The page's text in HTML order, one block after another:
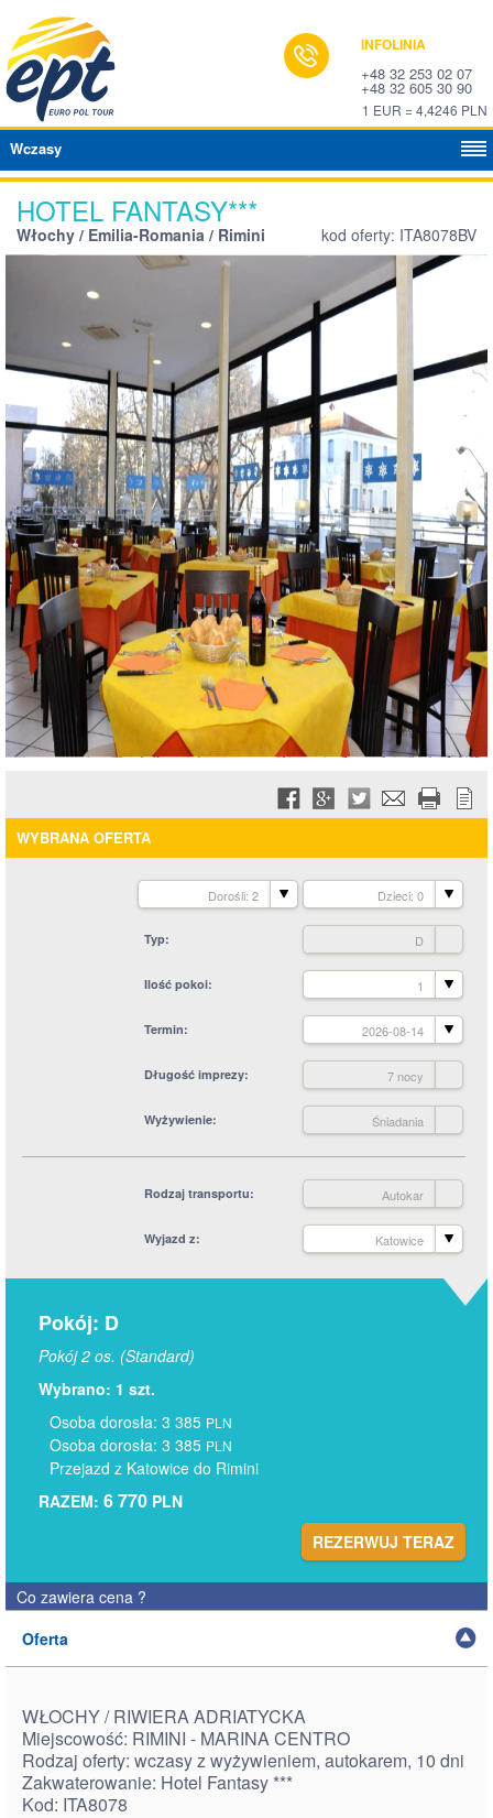
INFOLINIA
+48 32 253 02 07
+48 32 605 30 90
1 EUR = 4,4246 PLN
Wczasy
HOTEL FANTASY***
Włochy / Emilia-Romania / Rimini kod oferty: ITA8078BV
WYBRANA OFERTA
Dorośli: 2 Dzieci: 0
Typ D
Ilość pokoi 1
Termin 2026-08-14
Długość imprezy 7 nocy
Wyżywienie Śniadania
Rodzaj transportu Autokar
Wyjazd z Katowice
Pokój: D
Pokój 2 os. (Standard)
Wybrano: 1 szt.
Osoba dorosła: 3 385 PLN
Osoba dorosła: 3 385 PLN
Przejazd z Katowice do Rimini
RAZEM: 6 770 PLN
REZERWUJ TERAZ
Co zawiera cena ?
Oferta
WŁOCHY / RIWIERA ADRIATYCKA
Miejscowość: RIMINI - MARINA CENTRO
Rodzaj oferty: wczasy z wyżywieniem, autokarem, 10 dni
Zakwaterowanie: Hotel Fantasy ***
Kod: ITA8078